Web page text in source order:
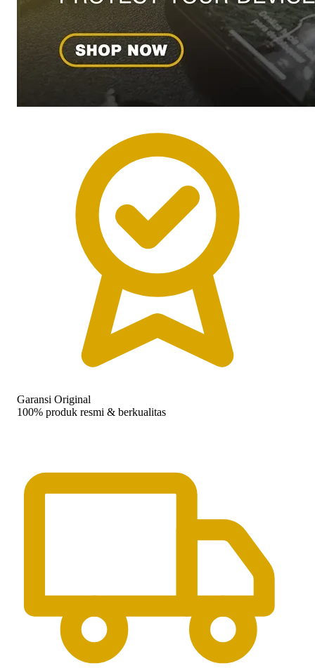
Garansi Original
100% produk resmi & berkualitas